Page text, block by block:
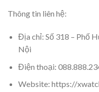
Thông tin liên hệ:
Địa chỉ: Số 318 – Phố
Nội
Điện thoại:
Website: https://